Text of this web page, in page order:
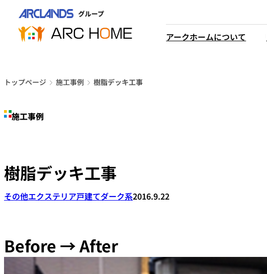
プ
アークホームについて
営業時間は
平日9時から18時までと
なっております
トップページ 施工事例 樹脂デッキ工事
施工事例
樹脂デッキ工事
その他エクステリア戸建てダーク系2016.9.22
Before → After